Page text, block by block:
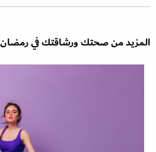
المزيد من صحتك ورشاقتك في رمضان